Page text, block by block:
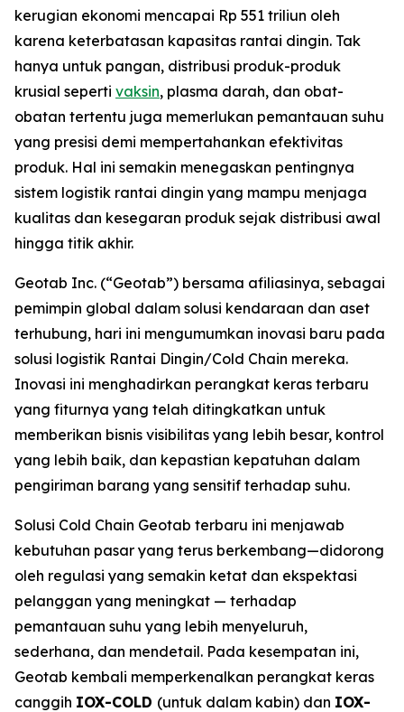
kerugian ekonomi mencapai Rp 551 triliun oleh
karena keterbatasan kapasitas rantai dingin. Tak
hanya untuk pangan, distribusi produk-produk
krusial seperti vaksin, plasma darah, dan obat-
obatan tertentu juga memerlukan pemantauan suhu
yang presisi demi mempertahankan efektivitas
produk. Hal ini semakin menegaskan pentingnya
sistem logistik rantai dingin yang mampu menjaga
kualitas dan kesegaran produk sejak distribusi awal
hingga titik akhir.
Geotab Inc. (“Geotab”) bersama afiliasinya, sebagai
pemimpin global dalam solusi kendaraan dan aset
terhubung, hari ini mengumumkan inovasi baru pada
solusi logistik Rantai Dingin/Cold Chain mereka.
Inovasi ini menghadirkan perangkat keras terbaru
yang fiturnya yang telah ditingkatkan untuk
memberikan bisnis visibilitas yang lebih besar, kontrol
yang lebih baik, dan kepastian kepatuhan dalam
pengiriman barang yang sensitif terhadap suhu.
Solusi Cold Chain Geotab terbaru ini menjawab
kebutuhan pasar yang terus berkembang—didorong
oleh regulasi yang semakin ketat dan ekspektasi
pelanggan yang meningkat — terhadap
pemantauan suhu yang lebih menyeluruh,
sederhana, dan mendetail. Pada kesempatan ini,
Geotab kembali memperkenalkan perangkat keras
canggih IOX-COLD (untuk dalam kabin) dan IOX-